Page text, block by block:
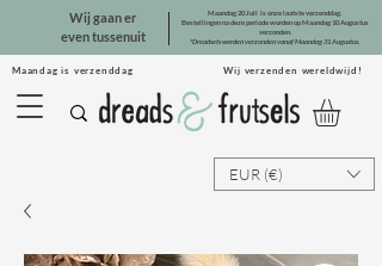
Maandag is verzenddag Wij verzenden wereldwijd!
Wij gaan er
even tussenuit
Maandag 20 Juli is onze laatste verzenddag.
Bestellingen na deze periode worden op Maandag 10 Augustus
verzonden.
*Dreadsets worden verzonden vanaf Maandag 31 Augustus.
EUR (€)